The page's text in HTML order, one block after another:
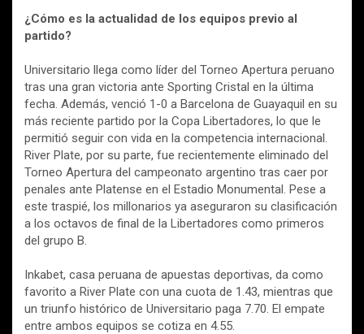
¿Cómo es la actualidad de los equipos previo al
partido?
Universitario llega como líder del Torneo Apertura peruano
tras una gran victoria ante Sporting Cristal en la última
fecha. Además, venció 1-0 a Barcelona de Guayaquil en su
más reciente partido por la Copa Libertadores, lo que le
permitió seguir con vida en la competencia internacional.
River Plate, por su parte, fue recientemente eliminado del
Torneo Apertura del campeonato argentino tras caer por
penales ante Platense en el Estadio Monumental. Pese a
este traspié, los millonarios ya aseguraron su clasificación
a los octavos de final de la Libertadores como primeros
del grupo B.
Inkabet, casa peruana de apuestas deportivas, da como
favorito a River Plate con una cuota de 1.43, mientras que
un triunfo histórico de Universitario paga 7.70. El empate
entre ambos equipos se cotiza en 4.55.